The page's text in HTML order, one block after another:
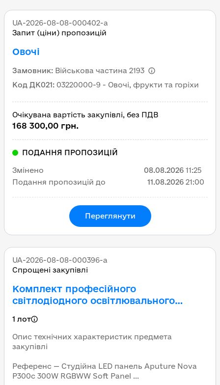
UA-2026-08-08-000402-a
Запит (ціни) пропозицій
Овочі
Замовник: Військова частина 2193
Код ДК021: 03220000-9 - Овочі, фрукти та горіхи
Очікувана вартість закупівлі, без ПДВ
168 300,00 грн.
ПОДАННЯ ПРОПОЗИЦІЙ
Змінено 08.08.2026 11:25
Подання пропозицій до
11.08.2026 21:00
Переглянути
UA-2026-08-08-000396-a
Спрощені закупівлі
Комплект професійного
світлодіодного освітлювального
(Студійна LED панель Aputure Nova
P300c 300W RGBWW Soft Panel Light
KIT, або аналог)
1 лот
Опис технічних характеристик предмета
закупівлі
Референс — Студійна LED панель Aputure Nova
P300c 300W RGBWW Soft Panel ...